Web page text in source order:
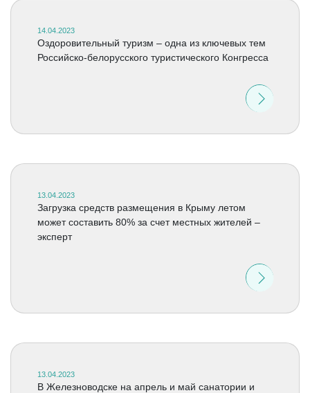
14.04.2023
Оздоровительный туризм – одна из ключевых тем
Российско-белорусского туристического Конгресса
13.04.2023
Загрузка средств размещения в Крыму летом
может составить 80% за счет местных жителей –
эксперт
13.04.2023
В Железноводске на апрель и май санатории и